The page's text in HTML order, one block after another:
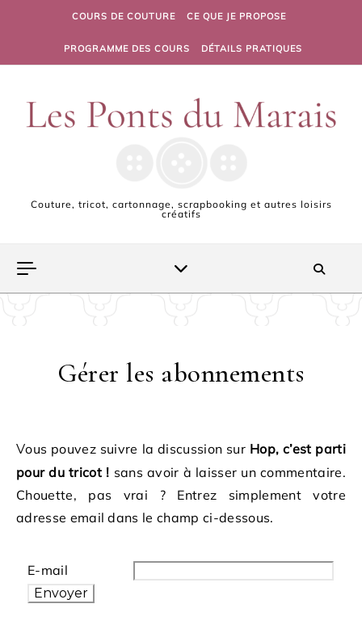
Skip to contentCOURS DE COUTURE CE QUE JE PROPOSE
PROGRAMME DES COURS DÉTAILS PRATIQUES
Couture, tricot, cartonnage, scrapbooking et autres loisirs
créatifs
Gérer les abonnements
Vous pouvez suivre la discussion sur Hop, c’est parti
pour du tricot ! sans avoir à laisser un commentaire.
Chouette, pas vrai ? Entrez simplement votre
adresse email dans le champ ci-dessous.
E-mail